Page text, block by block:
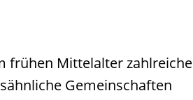
frühen Mittelalter zahlreiche
Gemeinschaften